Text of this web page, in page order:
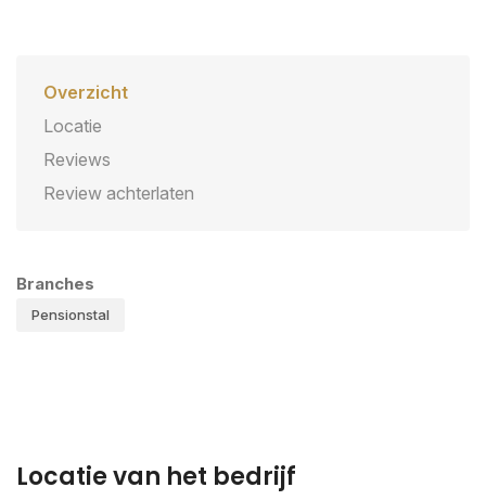
Overzicht
Locatie
Reviews
Review achterlaten
Branches
Pensionstal
Locatie van het bedrijf